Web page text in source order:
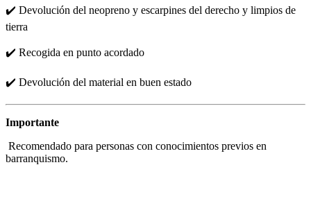
✔️ Devolución del neopreno y escarpines del derecho y limpios de
tierra
✔️ Recogida en punto acordado
✔️ Devolución del material en buen estado
Importante
Recomendado para personas con conocimientos previos en
barranquismo.